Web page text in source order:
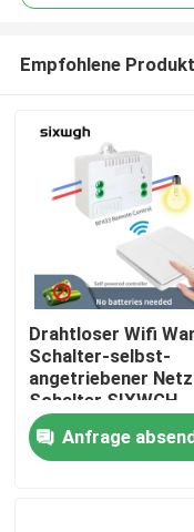
Haus
Produkte
Empfohlene
Drahtloser Wifi
Schalter-selbst-
angetriebener
Schalter SIXWGH
Anfrage